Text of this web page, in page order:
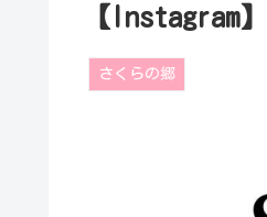
【Instagram
さくらの郷